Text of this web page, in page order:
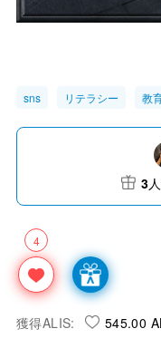
sns リテラシー 教
4
3
獲得ALIS: 545.00